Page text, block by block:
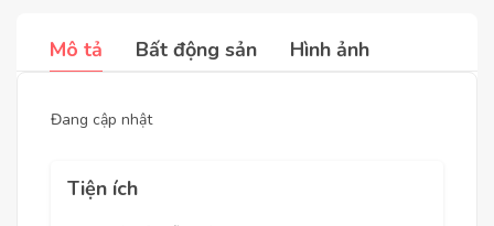
Mô tả Bất động sản Hình ảnh
Đang cập nhật
Tiện ích